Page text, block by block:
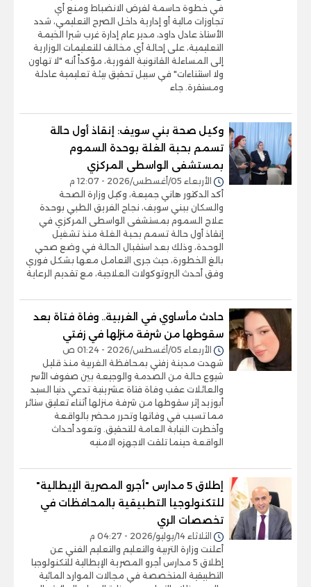
في خطوة حاسمة لفرض الانضباط ومنع أي
تجاوزات مالية أو إدارية داخل الصرح التعليمي، شدد
الأستاذ عادل داود، مدير عام إدارة غرب شبرا الخيمة
التعليمية، على إحالة أي مخالف للتعليمات الوزارية
إلى المساءلة القانونية الفورية، مؤكداً أنه "لا تهاون
ولا استثناءات" في سبيل تحقيق بيئة تعليمية عادلة
ومستقرة. جاء
وكيل صحة بني سويف: إنقاذ أول حالة
تسمم بحبة الغلة بوحدة السموم
بمستشفى الواسطى المركزي
الأربعاء 05/أغسطس/2026 - 12:07 م
أكد الدكتور هاني جميعة، وكيل وزارة الصحة
والسكان ببني سويف، نجاح الفريق الطبي بوحدة
علاج السموم بمستشفى الواسطى المركزي في
إنقاذ أول حالة تسمم بحبة الغلة منذ تشغيل
الوحدة، وذلك بعد استقبال الحالة في وضع صحي
بالغ الخطورة، حيث جرى التعامل معها بشكل فوري
وفق أحدث البروتوكولات العلاجية، مع تقديم الرعاية
حادث مأساوي في الغربية.. وفاة فتاة بعد
سقوطها من شرفة منزلها في زفتي
الأربعاء 05/أغسطس/2026 - 01:24 ص
شهدت مدينة زفتي بمحافظة الغربية منذ قليل
شيوع حالة من الصدمة والوجيعة بين صفوف الأسر
والعائلات عقب وفاة فتاة عشرينية تدعي دنيا السيد
أبوزيد إثر سقوطها من شرفة منزلها أثناء تعليق ستائر
مما تسبب في وفاتها وتحرر محضر بالواقعة
وأخطرت النيابة العامة للتحقيق. وتعود أحداث
الواقعة حينما تلقت الاجهزه الامنيه
إطلاق 5 مدارس "أجرو المصرية الإيطالية"
للتكنولوجيا التطبيقية بالمحافظات في
تخصصات الري
الثلاثاء 14/يوليو/2026 - 04:27 م
أعلنت وزارة التربية والتعليم والتعليم الفني عن
إطلاق 5 مدارس أجرو المصرية الإيطالية للتكنولوجيا
التطبيقية المتخصصة في مجالات الموارد المائية